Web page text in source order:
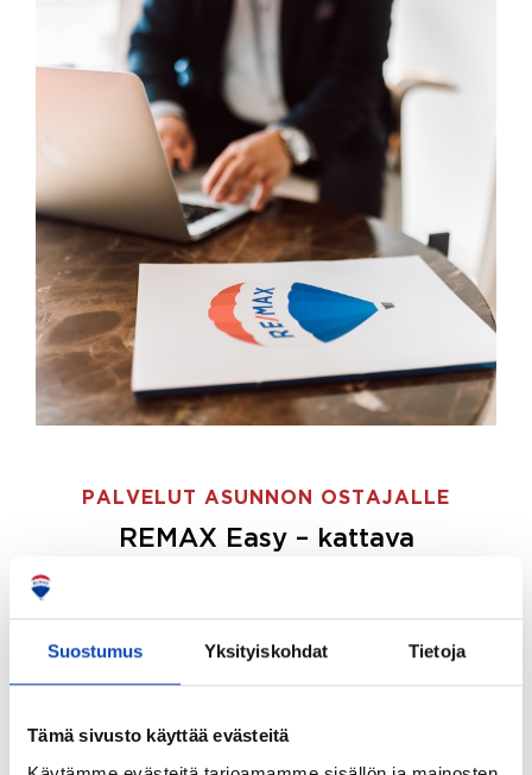
Suostumus Yksityiskohdat Tietoja
Tämä sivusto käyttää evästeitä
PALVELUT ASUNNON OSTAJALLE
REMAX Easy – kattava
ostajille.
Tee ostotoimeksianto ja etsimme juuri